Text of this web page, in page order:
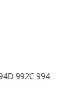
992C 994